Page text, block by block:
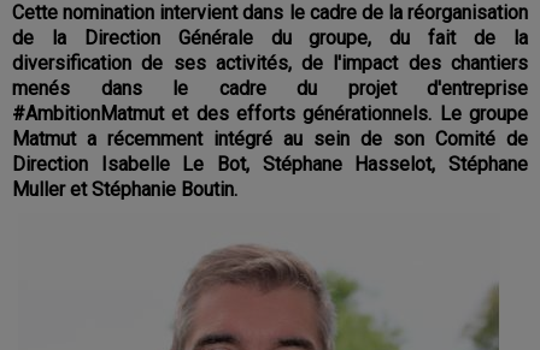
Cette nomination intervient dans le cadre de la réorganisation
de la Direction Générale du groupe, du fait de la
diversification de ses activités, de l'impact des chantiers
menés dans le cadre du projet d'entreprise
#AmbitionMatmut et des efforts générationnels. Le groupe
Matmut a récemment intégré au sein de son Comité de
Direction Isabelle Le Bot, Stéphane Hasselot, Stéphane
Muller et Stéphanie Boutin.